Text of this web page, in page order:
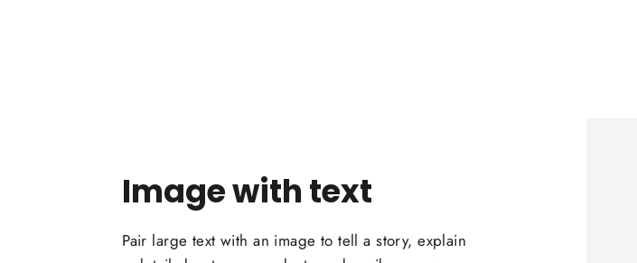
Image with text
Pair large text with an image to tell a story, explain